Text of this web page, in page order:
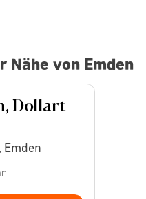
Nähe von Emden
Dollart